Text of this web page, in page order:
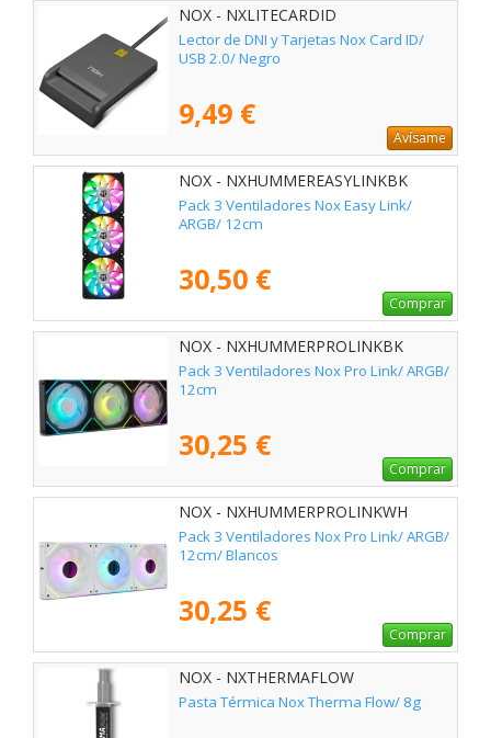
NOX - NXLITECARDID
Lector de DNI y Tarjetas Nox Card ID/
USB 2.0/ Negro
9,49 €
Avísame
NOX - NXHUMMEREASYLINKBK
Pack 3 Ventiladores Nox Easy Link/
ARGB/ 12cm
30,50 €
Comprar
NOX - NXHUMMERPROLINKBK
Pack 3 Ventiladores Nox Pro Link/ ARGB/
12cm
30,25 €
Comprar
NOX - NXHUMMERPROLINKWH
Pack 3 Ventiladores Nox Pro Link/ ARGB/
12cm/ Blancos
30,25 €
Comprar
NOX - NXTHERMAFLOW
Pasta Térmica Nox Therma Flow/ 8g